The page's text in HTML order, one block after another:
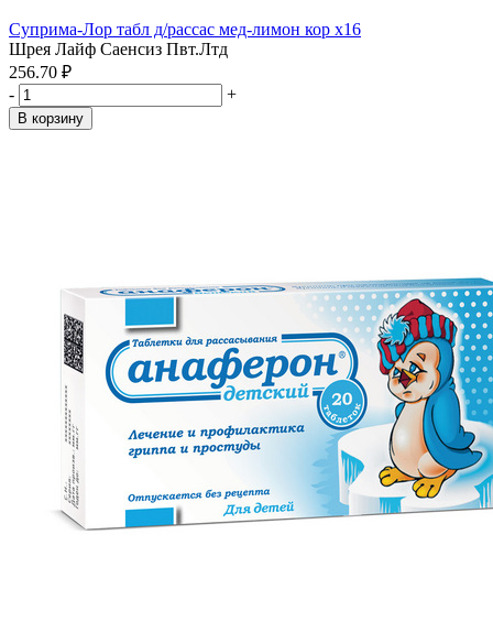
Суприма-Лор табл д/рассас мед-лимон кор x16
Шрея Лайф Саенсиз Пвт.Лтд
256.70 ₽
-
+
В корзину